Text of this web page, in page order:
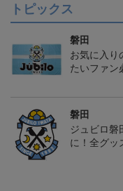
トピックス
磐田
お気に入り
たいファン
磐田
ジュビロ磐
に！全グッ